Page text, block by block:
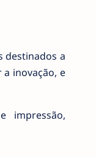
destinados a
inovação, e
impressão,